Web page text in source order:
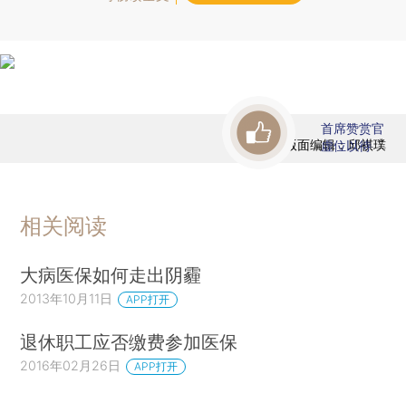
版面编辑：邱祺璞
首席赞赏官
虚位以待
相关阅读
大病医保如何走出阴霾
2013年10月11日 APP打开
退休职工应否缴费参加医保
2016年02月26日 APP打开